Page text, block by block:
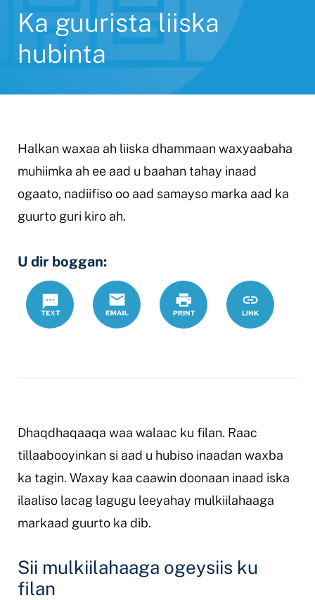
Ka guurista liiska
hubinta
Halkan waxaa ah liiska dhammaan waxyaabaha
muhiimka ah ee aad u baahan tahay inaad
ogaato, nadiifiso oo aad samayso marka aad ka
guurto guri kiro ah.
U dir boggan:
Text
Email Daabac
https://
guurista-
Link
Dhaqdhaqaaqa waa walaac ku filan. Raac
tillaabooyinkan si aad u hubiso inaadan waxba
ka tagin. Waxay kaa caawin doonaan inaad iska
ilaaliso lacag lagugu leeyahay mulkiilahaaga
markaad guurto ka dib.
Sii mulkiilahaaga ogeysiis ku
filan